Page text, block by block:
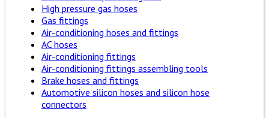
High pressure gas hoses
Gas fittings
Air-conditioning hoses and fittings
AC hoses
Air-conditioning fittings
Air-conditioning fittings assembling tools
Brake hoses and fittings
Automotive silicon hoses and silicon hose
connectors